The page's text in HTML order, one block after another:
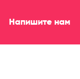
Напишите нам